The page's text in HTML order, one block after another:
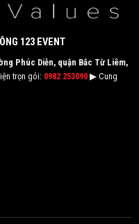
123 EVENT
Phúc Diễn, quận Bắc Từ Liêm,
trọn gói: 0982 253090▶ Cung